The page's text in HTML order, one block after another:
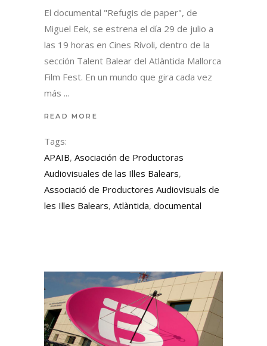
El documental "Refugis de paper", de
Miguel Eek, se estrena el día 29 de julio a
las 19 horas en Cines Rívoli, dentro de la
sección Talent Balear del Atlàntida Mallorca
Film Fest. En un mundo que gira cada vez
más
READ MORE
Tags:
APAIB, Asociación de Productoras
Audiovisuales de las Illes Balears,
Associació de Productores Audiovisuals de
les Illes Balears, Atlàntida, documental